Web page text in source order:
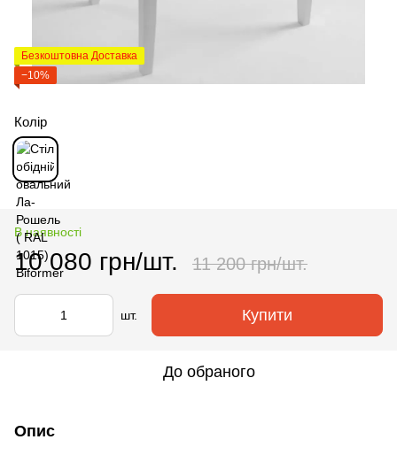
Безкоштовна Доставка
−10%
Колір
В наявності
10 080 грн/шт. 11 200 грн/шт.
шт. Купити
До обраного
Опис